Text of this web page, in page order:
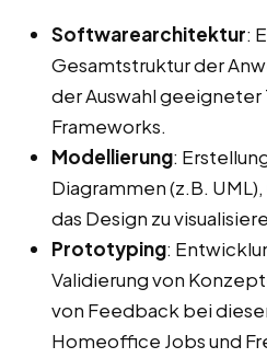
Softwarearchitektur:
Gesamtstruktur der
der Auswahl
Frameworks.
Modellierung:
Diagrammen (z.B.
das Design zu
Prototyping:
Validierung von
von Feedback bei
Homeoffice Jobs und